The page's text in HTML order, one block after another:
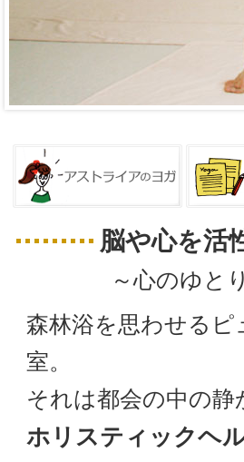
脳や心を活
～心のゆと
森林浴を思わせる
室。
それは都会の中の静
ホリスティックヘ